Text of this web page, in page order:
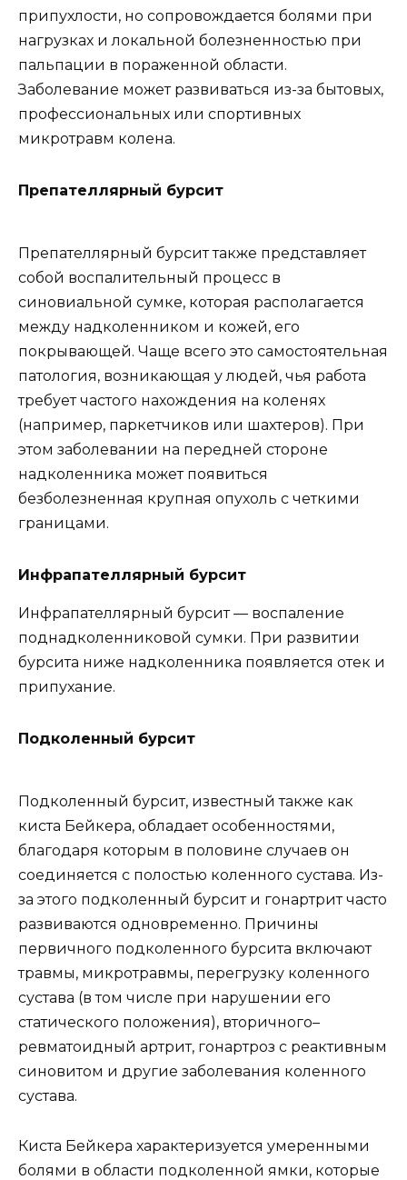
припухлости, но сопровождается болями при
нагрузках и локальной болезненностью при
пальпации в пораженной области.
Заболевание может развиваться из-за бытовых,
профессиональных или спортивных
микротравм колена.
Препателлярный бурсит
Препателлярный бурсит также представляет
собой воспалительный процесс в
синовиальной сумке, которая располагается
между надколенником и кожей, его
покрывающей. Чаще всего это самостоятельная
патология, возникающая у людей, чья работа
требует частого нахождения на коленях
(например, паркетчиков или шахтеров). При
этом заболевании на передней стороне
надколенника может появиться
безболезненная крупная опухоль с четкими
границами.
Инфрапателлярный бурсит
Инфрапателлярный бурсит — воспаление
поднадколенниковой сумки. При развитии
бурсита ниже надколенника появляется отек и
припухание.
Подколенный бурсит
Подколенный бурсит, известный также как
киста Бейкера, обладает особенностями,
благодаря которым в половине случаев он
соединяется с полостью коленного сустава. Из-
за этого подколенный бурсит и гонартрит часто
развиваются одновременно. Причины
первичного подколенного бурсита включают
травмы, микротравмы, перегрузку коленного
сустава (в том числе при нарушении его
статического положения), вторичного–
ревматоидный артрит, гонартроз с реактивным
синовитом и другие заболевания коленного
сустава.
Киста Бейкера характеризуется умеренными
болями в области подколенной ямки, которые